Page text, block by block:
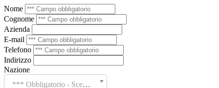
Nome
Cognome
Azienda
E-mail
Telefono
Indirizzo
Nazione
*** Obbligatorio - Scegli un paese